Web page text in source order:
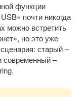
функции
почти никогда
можно встретить
но это уже
старый –
современный –